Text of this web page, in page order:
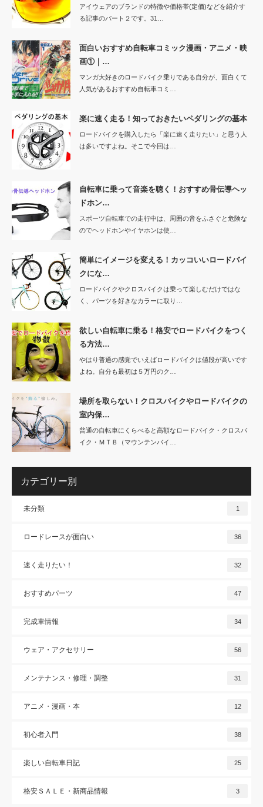
アイウェアのブランドの特徴や価格帯(定価)などを紹介す
る記事のパート２です。31…
面白いおすすめ自転車コミック漫画・アニメ・映
画①｜…
マンガ大好きのロードバイク乗りである自分が、面白くて
人気があるおすすめ自転車コミ…
楽に速く走る！知っておきたいペダリングの基本
ロードバイクを購入したら「楽に速く走りたい」と思う人
は多いですよね。そこで今回は…
自転車に乗って音楽を聴く！おすすめ骨伝導ヘッ
ドホン…
スポーツ自転車での走行中は、周囲の音をふさぐと危険な
のでヘッドホンやイヤホンは使…
簡単にイメージを変える！カッコいいロードバイ
クにな…
ロードバイクやクロスバイクは乗って楽しむだけではな
く、パーツを好きなカラーに取り…
欲しい自転車に乗る！格安でロードバイクをつく
る方法…
やはり普通の感覚でいえばロードバイクは値段が高いです
よね。自分も最初は５万円のク…
場所を取らない！クロスバイクやロードバイクの
室内保…
普通の自転車にくらべると高額なロードバイク・クロスバ
イク・ＭＴＢ（マウンテンバイ…
カテゴリー別
未分類 1
ロードレースが面白い 36
速く走りたい！ 32
おすすめパーツ 47
完成車情報 34
ウェア・アクセサリー 56
メンテナンス・修理・調整 31
アニメ・漫画・本 12
初心者入門 38
楽しい自転車日記 25
格安ＳＡＬＥ・新商品情報 3